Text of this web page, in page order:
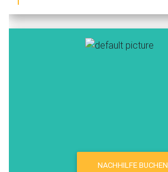
NACHHILFE BUCHEN